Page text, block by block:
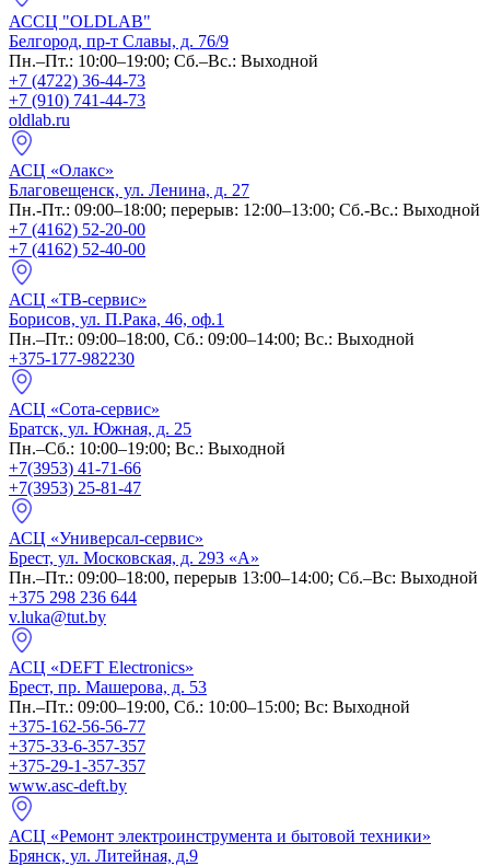
АССЦ "OLDLAB"
Белгород, пр-т Славы, д. 76/9
Пн.–Пт.: 10:00–19:00; Сб.–Вс.: Выходной
+7 (4722) 36-44-73
+7 (910) 741-44-73
oldlab.ru
АСЦ «Олакс»
Благовещенск, ул. Ленина, д. 27
Пн.-Пт.: 09:00–18:00; перерыв: 12:00–13:00; Сб.-Вс.: Выходной
+7 (4162) 52-20-00
+7 (4162) 52-40-00
АСЦ «ТВ-сервис»
Борисов, ул. П.Рака, 46, оф.1
Пн.–Пт.: 09:00–18:00, Сб.: 09:00–14:00; Вс.: Выходной
+375-177-982230
АСЦ «Сота-сервис»
Братск, ул. Южная, д. 25
Пн.–Сб.: 10:00–19:00; Вс.: Выходной
+7(3953) 41-71-66
+7(3953) 25-81-47
АСЦ «Универсал-сервис»
Брест, ул. Московская, д. 293 «А»
Пн.–Пт.: 09:00–18:00, перерыв 13:00–14:00; Сб.–Вс: Выходной
+375 298 236 644
v.luka@tut.by
АСЦ «DEFT Electronics»
Брест, пр. Машерова, д. 53
Пн.–Пт.: 09:00–19:00, Сб.: 10:00–15:00; Вс: Выходной
+375-162-56-56-77
+375-33-6-357-357
+375-29-1-357-357
www.asc-deft.by
АСЦ «Ремонт электроинструмента и бытовой техники»
Брянск, ул. Литейная, д.9